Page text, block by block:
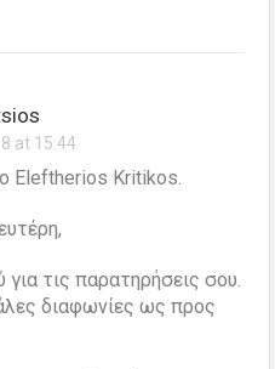
at 15:44
Eleftherios Kritikos.
τις παρατηρήσεις σου.
διαφωνίες ως προς